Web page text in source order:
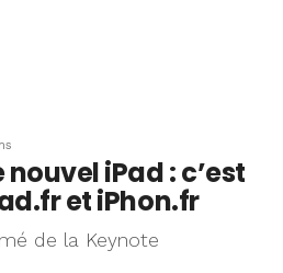
iPad : c’est
et iPhon.fr
de la Keynote